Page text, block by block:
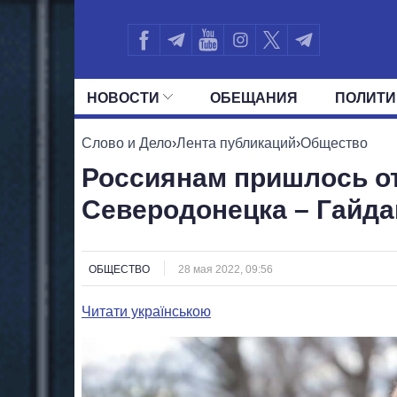
НОВОСТИ ОБЕЩАНИЯ
ВСЕ ПОЛИТИКИ ПРЕЗИДЕНТ И
Слово и Дело›Лента публикаций›Общество
Россиянам пришлось
Северодонецка –
ОБЩЕСТВО 28 мая 2022, 09:56
Читати українською